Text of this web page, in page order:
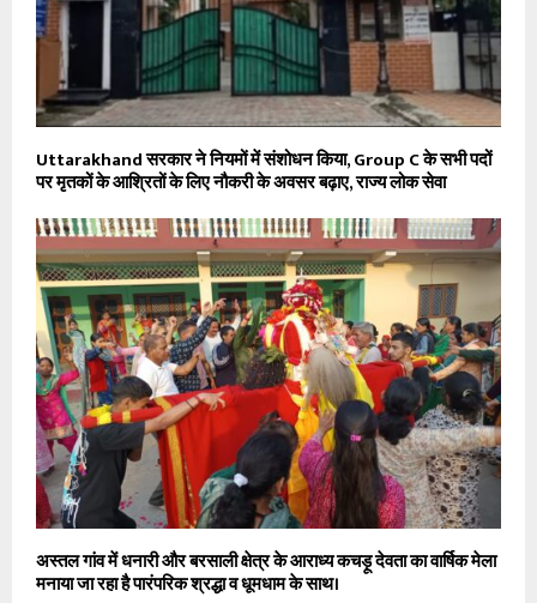
Uttarakhand सरकार ने नियमों में संशोधन किया, Group C के सभी पदों
पर मृतकों के आश्रितों के लिए नौकरी के अवसर बढ़ाए, राज्य लोक सेवा
अस्तल गांव में धनारी और बरसाली क्षेत्र के आराध्य कचड़ू देवता का वार्षिक मेला
मनाया जा रहा है पारंपरिक श्रद्धा व धूमधाम के साथ।